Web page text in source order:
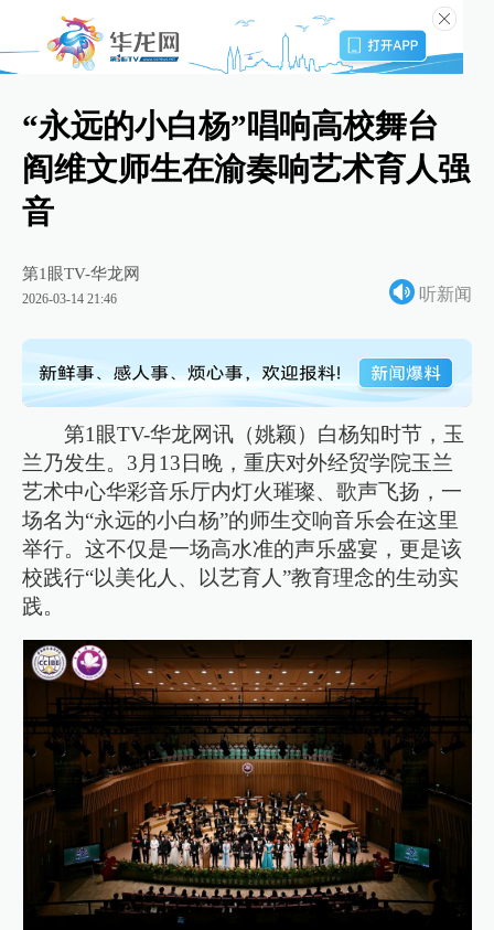
“永远的小白杨”唱响高校舞台
阎维文师生在渝奏响艺术育人强
音
第1眼TV-华龙网
2026-03-14 21:46 听新闻
第1眼TV-华龙网讯（姚颖）白杨知时节，玉
兰乃发生。3月13日晚，重庆对外经贸学院玉兰
艺术中心华彩音乐厅内灯火璀璨、歌声飞扬，一
场名为“永远的小白杨”的师生交响音乐会在这里
举行。这不仅是一场高水准的声乐盛宴，更是该
校践行“以美化人、以艺育人”教育理念的生动实
践。